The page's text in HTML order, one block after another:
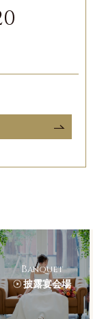
Banquet
披露宴会場